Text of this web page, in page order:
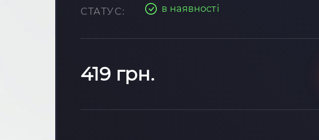
СТАТУС: в наявності
419 грн.